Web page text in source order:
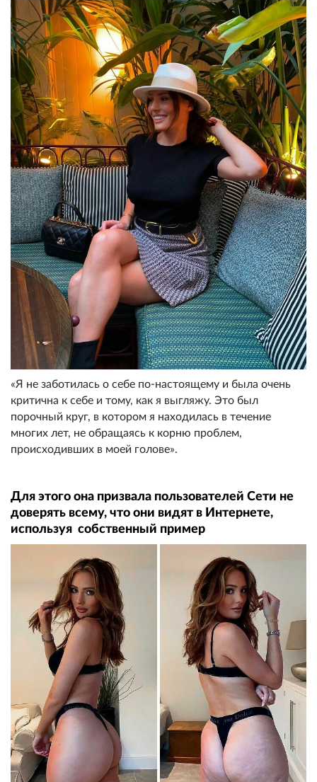
«Я не заботилась о себе по-настоящему и была очень
критична к себе и тому, как я выгляжу. Это был
порочный круг, в котором я находилась в течение
многих лет, не обращаясь к корню проблем,
происходивших в моей голове».
Для этого она призвала пользователей Сети не
доверять всему, что они видят в Интернете,
используя собственный пример